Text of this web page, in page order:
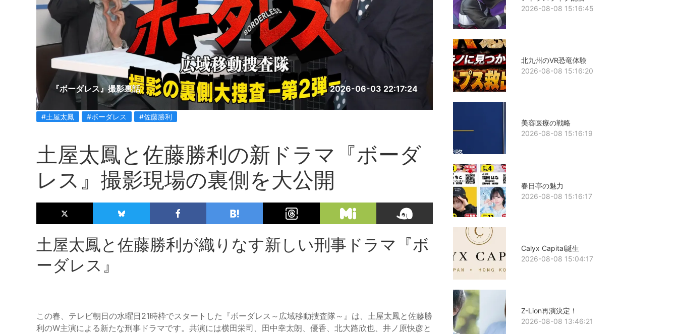
『ボーダレス』撮影裏話 2026-06-03 22:17:24
#土屋太鳳 #ボーダレス #佐藤勝利
土屋太鳳と佐藤勝利の新ドラマ『ボーダ
レス』撮影現場の裏側を大公開
土屋太鳳と佐藤勝利が織りなす新しい刑事ドラマ『ボ
ーダレス』
この春、テレビ朝日の水曜日21時枠でスタートした『ボーダレス～広域移動捜査隊～』は、土屋太鳳と佐藤勝
利のW主演による新たな刑事ドラマです。共演には横田栄司、田中幸太朗、優香、北大路欣也、井ノ原快彦と
2026-08-08 15:16:45
北九州のVR恐竜体験
2026-08-08 15:16:20
美容医療の戦略
2026-08-08 15:16:19
春日亭の魅力
2026-08-08 15:16:17
Calyx Capital誕生
2026-08-08 15:04:17
Z-Lion再演決定！
2026-08-08 13:46:21